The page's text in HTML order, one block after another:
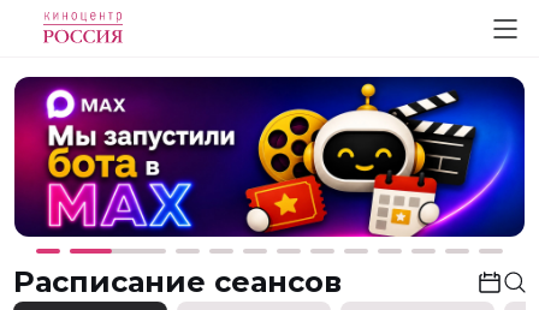
Расписание сеансов